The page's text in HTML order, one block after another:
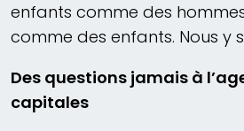
enfants comme des
comme des enfants. Nous y
Des questions jamais à
capitales